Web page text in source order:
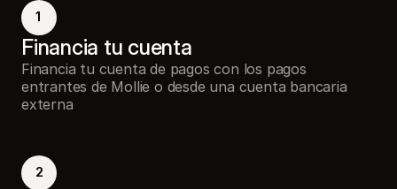
1
Financia tu cuenta
Financia tu cuenta de pagos con los pagos
entrantes de Mollie o desde una cuenta bancaria
externa
2